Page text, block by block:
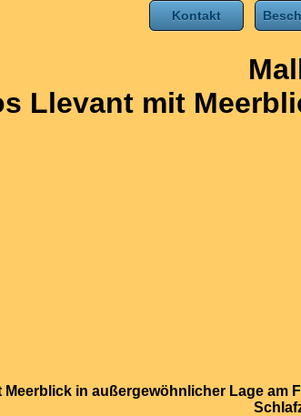
Kontakt
Llevant mit
in außergewöhnlicher Lage am